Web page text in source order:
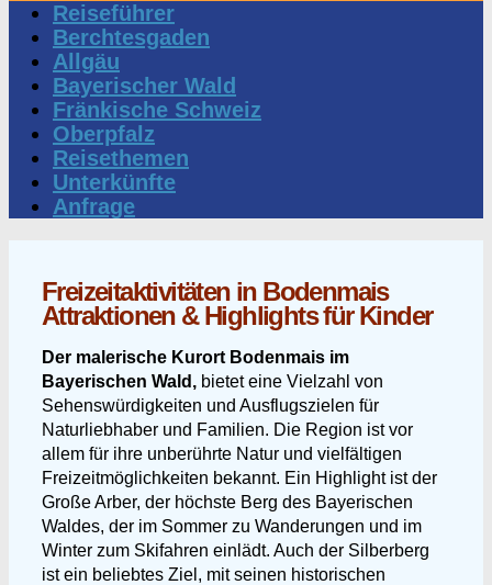
Reiseführer
Berchtesgaden
Allgäu
Bayerischer Wald
Fränkische Schweiz
Oberpfalz
Reisethemen
Unterkünfte
Anfrage
Freizeitaktivitäten in Bodenmais
Attraktionen & Highlights für Kinder
Der malerische Kurort Bodenmais im
Bayerischen Wald, bietet eine Vielzahl von
Sehenswürdigkeiten und Ausflugszielen für
Naturliebhaber und Familien. Die Region ist vor
allem für ihre unberührte Natur und vielfältigen
Freizeitmöglichkeiten bekannt. Ein Highlight ist der
Große Arber, der höchste Berg des Bayerischen
Waldes, der im Sommer zu Wanderungen und im
Winter zum Skifahren einlädt. Auch der Silberberg
ist ein beliebtes Ziel, mit seinen historischen